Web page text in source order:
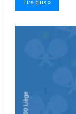
Lire plus »